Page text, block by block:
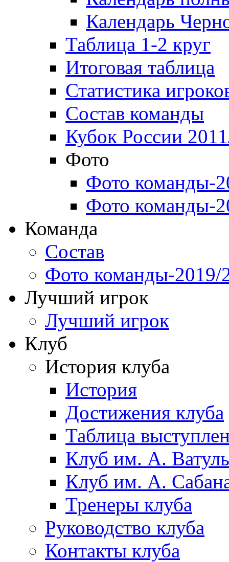
Календарь
Таблица 1-2 круг
Итоговая таблица
Статистика
Состав команды
Кубок России
Фото
Фото команды-
Фото команды-
Команда
Состав
Фото команды-2019/
Лучший игрок
Лучший игрок
Клуб
История клуба
История
Достижения клуба
Таблица
Клуб им. А.
Клуб им. А.
Тренеры клуба
Руководство клуба
Контакты клуба